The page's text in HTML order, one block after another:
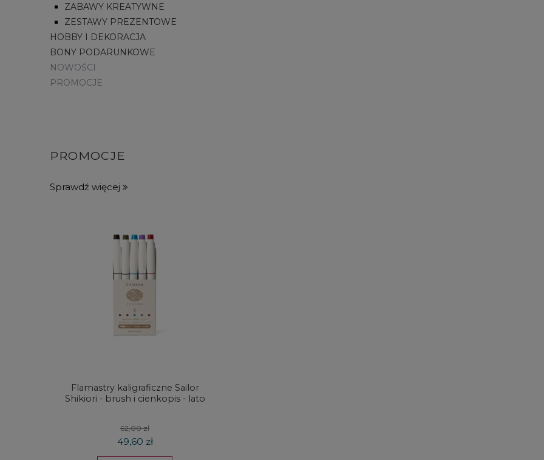
ZABAWY KREATYWNE
ZESTAWY PREZENTOWE
HOBBY I DEKORACJA
BONY PODARUNKOWE
NOWOŚCI
PROMOCJE
PROMOCJE
Sprawdź więcej
Flamastry kaligraficzne Sailor
Shikiori - brush i cienkopis - lato
62,00 zł
49,60 zł